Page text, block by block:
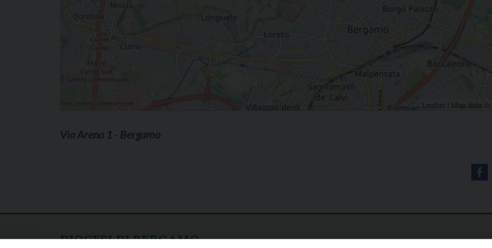
Leaflet | Map data ©
Via Arena 1 - Bergamo
DIOCESI DI BERGAMO